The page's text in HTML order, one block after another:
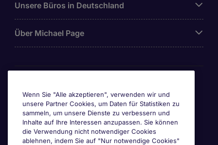
Unsere Büros in Deutschland
Über Michael Page
Wenn Sie "Alle akzeptieren", verwenden wir und
unsere Partner Cookies, um Daten für Statistiken zu
sammeln, um unsere Dienste zu verbessern und
Inhalte auf Ihre Interessen anzupassen. Sie können
die Verwendung nicht notwendiger Cookies
ablehnen, indem Sie auf "Nur notwendige Cookies"